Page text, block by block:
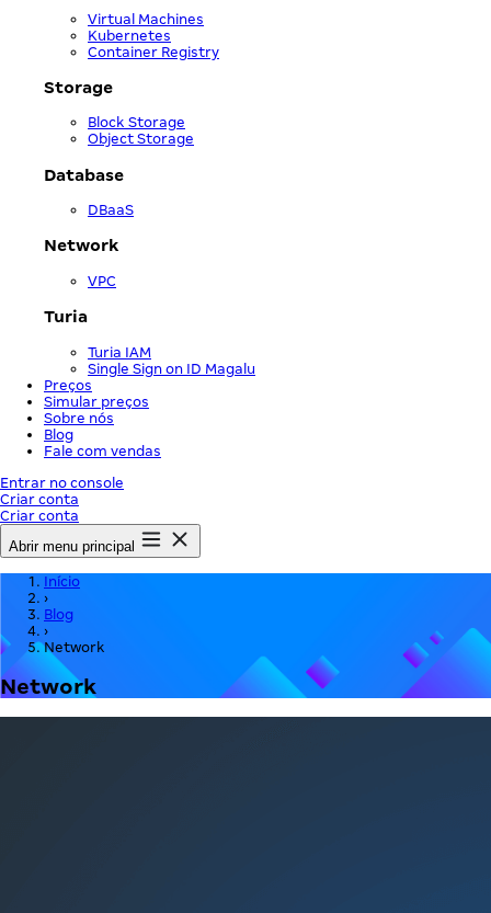
Virtual Machines
Kubernetes
Container Registry
Storage
Block Storage
Object Storage
Database
DBaaS
Network
VPC
Turia
Turia IAM
Single Sign on ID Magalu
Preços
Simular preços
Sobre nós
Blog
Fale com vendas
Entrar no console
Criar conta
Criar conta
Abrir menu principal
Início
›
Blog
›
Network
Network